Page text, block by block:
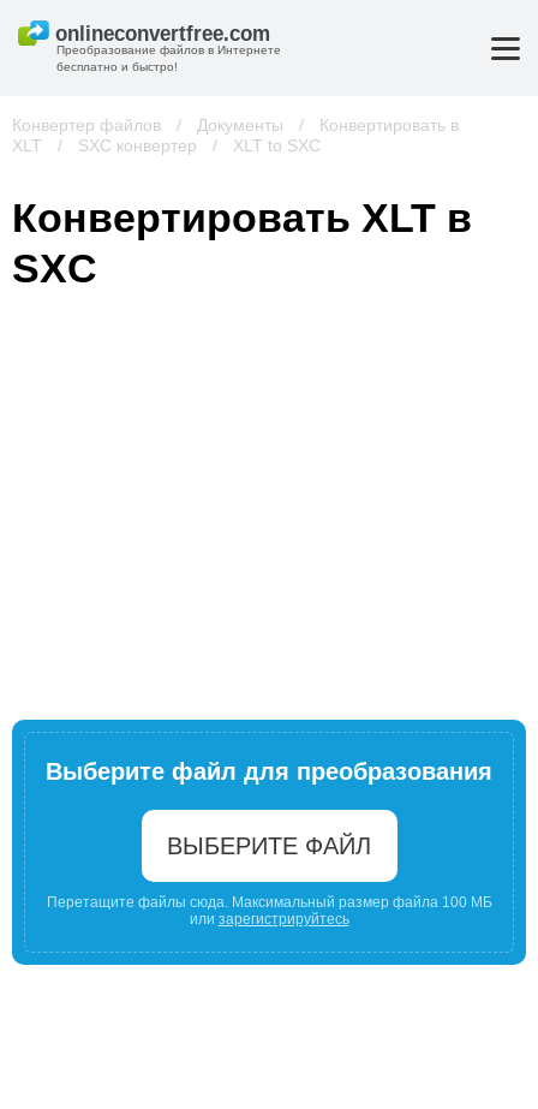
Преобразование файлов в Интернете
бесплатно и быстро!
Конвертер файлов / Документы /
Конвертировать в
XLT
/ SXC конвертер / XLT to SXC
Конвертировать XLT в
SXC
Выберите файл для преобразования
ВЫБЕРИТЕ ФАЙЛ
Перетащите файлы сюда. Максимальный размер файла 100 МБ
или зарегистрируйтесь